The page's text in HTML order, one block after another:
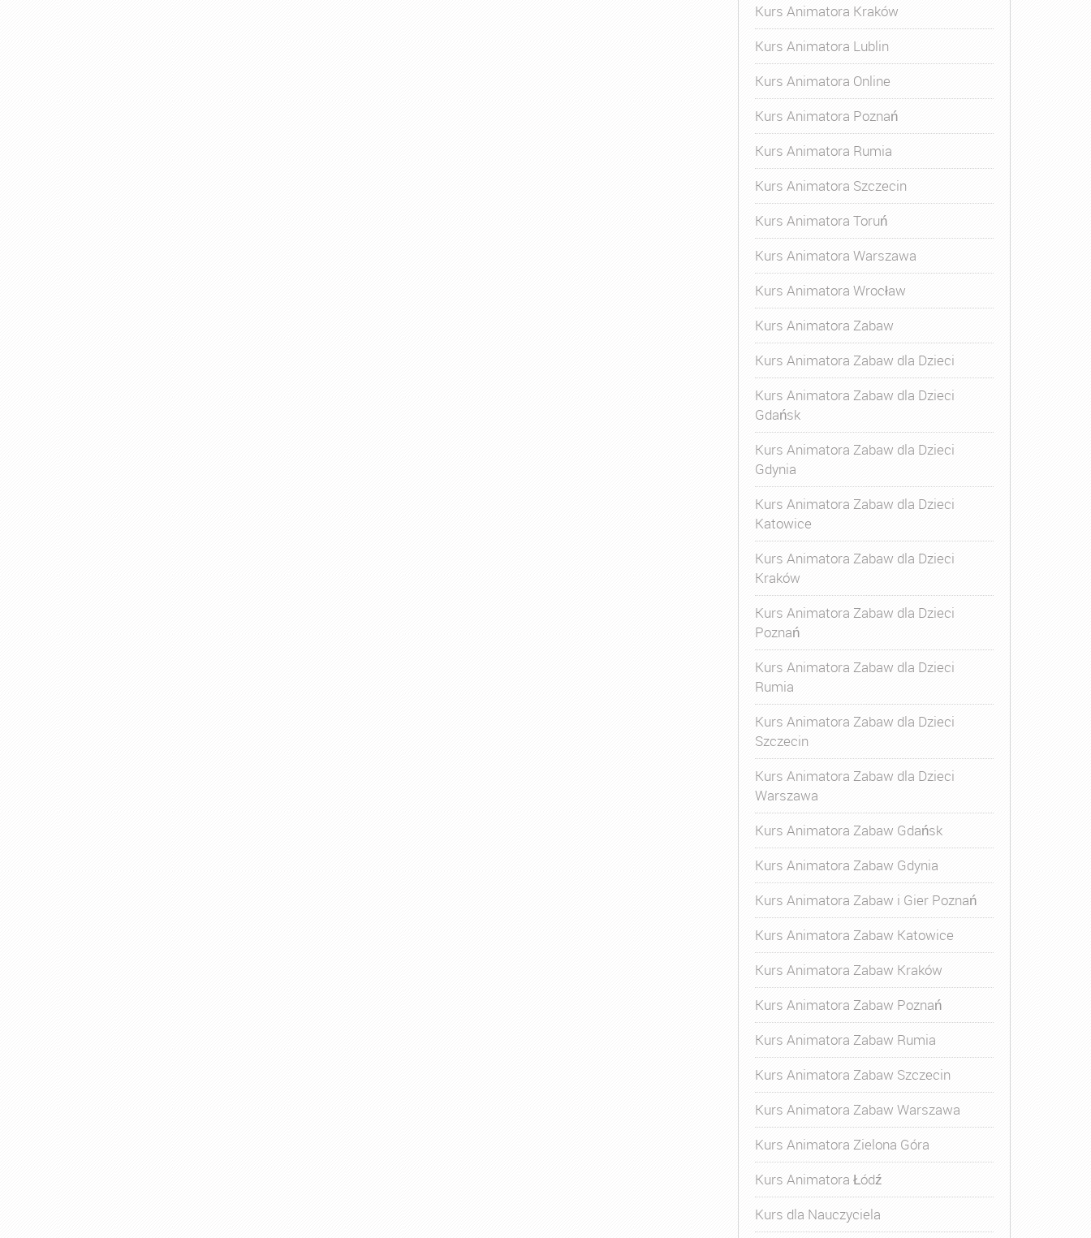
Kurs Animatora Kraków
Kurs Animatora Lublin
Kurs Animatora Online
Kurs Animatora Poznań
Kurs Animatora Rumia
Kurs Animatora Szczecin
Kurs Animatora Toruń
Kurs Animatora Warszawa
Kurs Animatora Wrocław
Kurs Animatora Zabaw
Kurs Animatora Zabaw dla Dzieci
Kurs Animatora Zabaw dla Dzieci
Gdańsk
Kurs Animatora Zabaw dla Dzieci
Gdynia
Kurs Animatora Zabaw dla Dzieci
Katowice
Kurs Animatora Zabaw dla Dzieci
Kraków
Kurs Animatora Zabaw dla Dzieci
Poznań
Kurs Animatora Zabaw dla Dzieci
Rumia
Kurs Animatora Zabaw dla Dzieci
Szczecin
Kurs Animatora Zabaw dla Dzieci
Warszawa
Kurs Animatora Zabaw Gdańsk
Kurs Animatora Zabaw Gdynia
Kurs Animatora Zabaw i Gier Poznań
Kurs Animatora Zabaw Katowice
Kurs Animatora Zabaw Kraków
Kurs Animatora Zabaw Poznań
Kurs Animatora Zabaw Rumia
Kurs Animatora Zabaw Szczecin
Kurs Animatora Zabaw Warszawa
Kurs Animatora Zielona Góra
Kurs Animatora Łódź
Kurs dla Nauczyciela